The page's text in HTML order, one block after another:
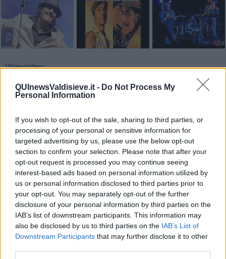
QUInewsValdisieve.it - Do Not Process My
Personal Information
If you wish to opt-out of the sale, sharing to third parties, or
processing of your personal or sensitive information for
targeted advertising by us, please use the below opt-out
section to confirm your selection. Please note that after your
opt-out request is processed you may continue seeing
interest-based ads based on personal information utilized by
us or personal information disclosed to third parties prior to
your opt-out. You may separately opt-out of the further
disclosure of your personal information by third parties on the
IAB’s list of downstream participants. This information may
also be disclosed by us to third parties on the IAB’s List of
Downstream Participants that may further disclose it to other
Videogallery